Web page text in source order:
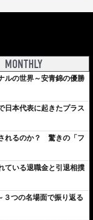
MONTHLY
ルの世界～安青錦の優勝
日本代表に起きたプラス
れるのか？ 驚きの「フ
ている退職金と引退相撲
３つの名場面で振り返る